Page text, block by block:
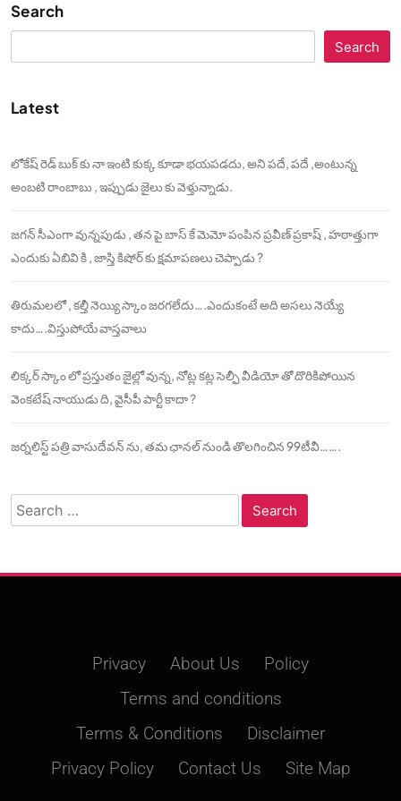
Search
Search
Latest
లోకేష్ రెడ్ బుక్ కు నా ఇంటి కుక్క కూడా భయపడదు, అని పదే, పదే ,అంటున్న
అంబటి రాంబాబు , ఇప్పుడు జైలు కు వెళ్తున్నాడు.
జగన్ సీఎంగా వున్నపుడు , తన పై బాస్ కే మెమో పంపిన ప్రవీణ్ ప్రకాష్ , హఠాత్తుగా
ఎందుకు ఏబివి కి , జాస్తి కిషోర్ కు క్షమాపణలు చెప్పాడు ?
తిరుమలలో , కల్తీ నెయ్యి స్కాం జరగలేదు….ఎందుకంటే అది అసలు నెయ్యే
కాదు….విస్తుపోయే వాస్తవాలు
లిక్కర్ స్కాం లో ప్రస్తుతం జైల్లో వున్న, నోట్ల కట్ల సెల్ఫీ వీడియో తో దొరికిపోయిన
వెంకటేష్ నాయుడు ది, వైసీపీ పార్టీ కాదా ?
జర్నలిస్ట్ పత్రి వాసుదేవన్ ను, తమ ఛానల్ నుండి తొలగించిన 99టీవీ…….
Search
for:
Privacy About Us
Policy
Terms and conditions
Terms & Conditions
Disclaimer
Privacy Policy
Contact Us Site Map